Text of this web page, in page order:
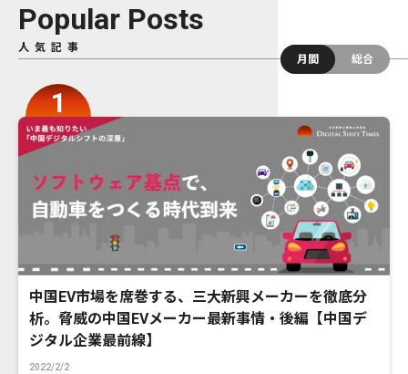
Popular Posts
人気記事
月間
総合
中国EV市場を席巻する、三大新興メーカーを徹底分
析。脅威の中国EVメーカー最新事情・後編【中国デ
ジタル企業最前線】
2022/2/2